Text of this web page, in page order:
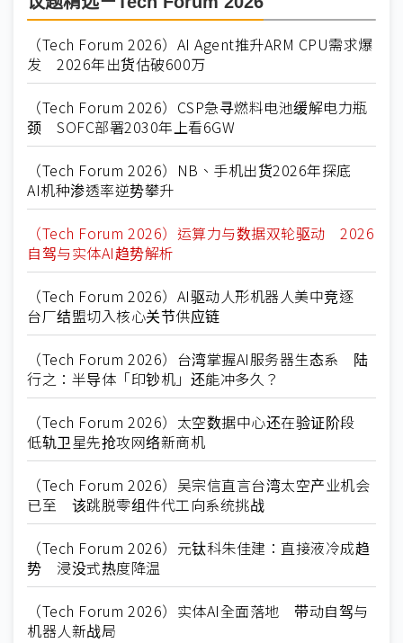
（Tech Forum 2026）AI Agent推升ARM CPU需求爆
发 2026年出货估破600万
（Tech Forum 2026）CSP急寻燃料电池缓解电力瓶
颈 SOFC部署2030年上看6GW
（Tech Forum 2026）NB、手机出货2026年探底
AI机种渗透率逆势攀升
（Tech Forum 2026）运算力与数据双轮驱动 2026
自驾与实体AI趋势解析
（Tech Forum 2026）AI驱动人形机器人美中竞逐
台厂结盟切入核心关节供应链
（Tech Forum 2026）台湾掌握AI服务器生态系 陆
行之：半导体「印钞机」还能冲多久？
（Tech Forum 2026）太空数据中心还在验证阶段
低轨卫星先抢攻网络新商机
（Tech Forum 2026）吴宗信直言台湾太空产业机会
已至 该跳脱零组件代工向系统挑战
（Tech Forum 2026）元钛科朱佳建：直接液冷成趋
势 浸没式热度降温
（Tech Forum 2026）实体AI全面落地 带动自驾与
机器人新战局